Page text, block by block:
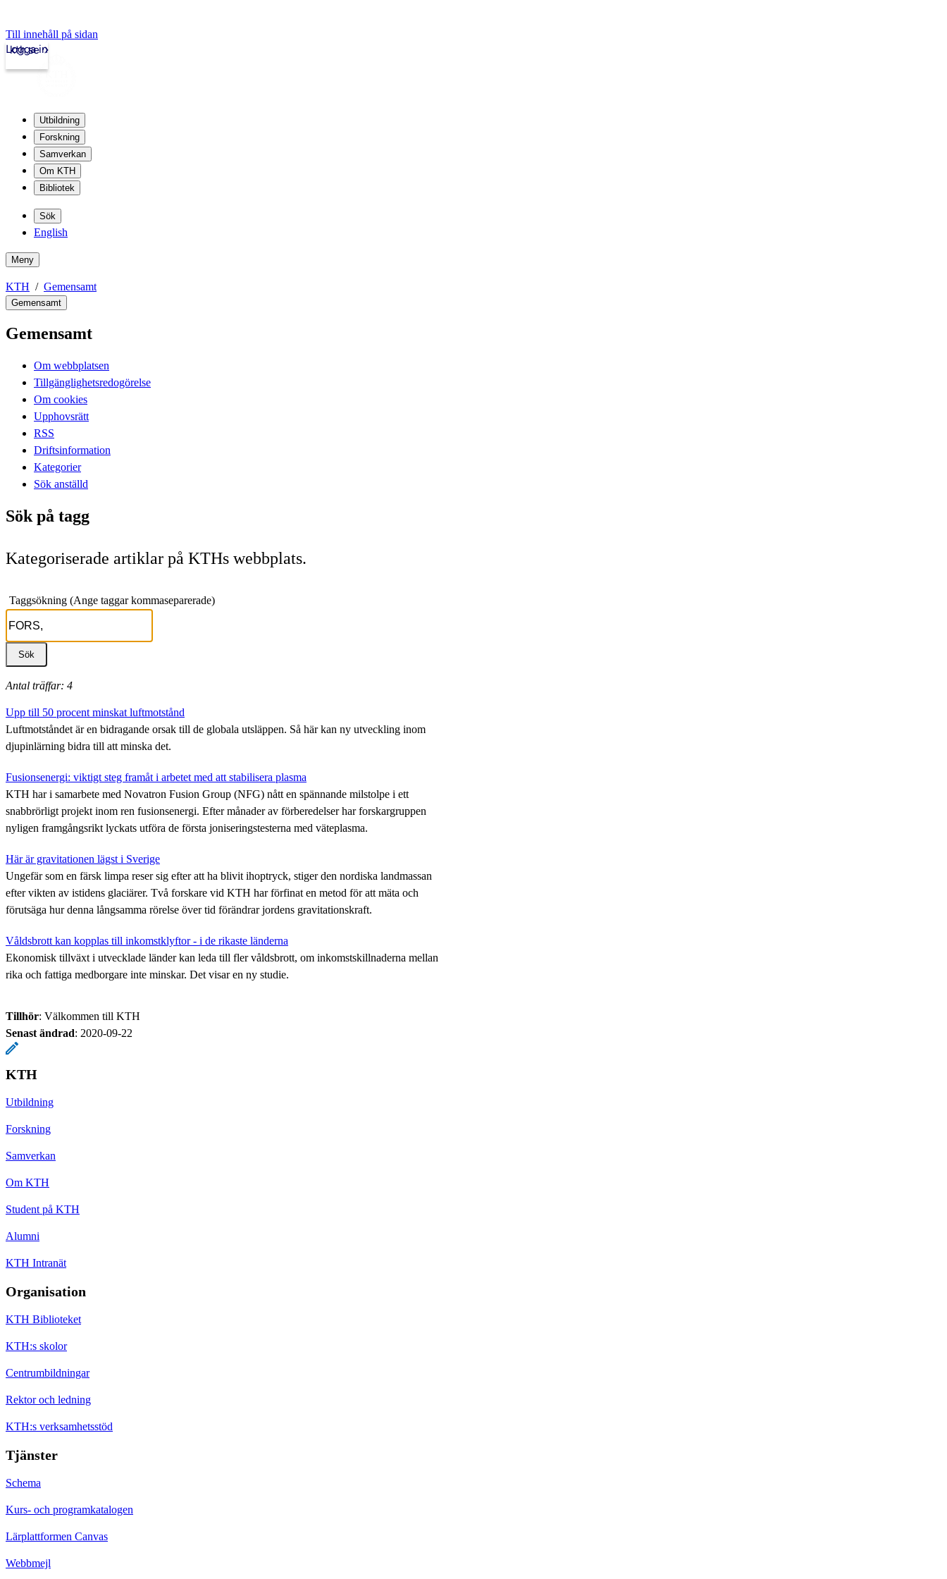
Till innehåll på sidan
kth.se
Logga in
Utbildning
Forskning
Samverkan
Om KTH
Bibliotek
Sök
English
Meny
KTH Gemensamt
Gemensamt
Gemensamt
Om webbplatsen
Tillgänglighetsredogörelse
Om cookies
Upphovsrätt
RSS
Driftsinformation
Kategorier
Sök anställd
Sök på tagg
Kategoriserade artiklar på KTHs webbplats.
Taggsökning (Ange taggar kommaseparerade)
Antal träffar: 4
Upp till 50 procent minskat luftmotstånd
Luftmotståndet är en bidragande orsak till de globala utsläppen. Så här kan ny utveckling inom
djupinlärning bidra till att minska det.
Fusionsenergi: viktigt steg framåt i arbetet med att stabilisera plasma
KTH har i samarbete med Novatron Fusion Group (NFG) nått en spännande milstolpe i ett
snabbrörligt projekt inom ren fusionsenergi. Efter månader av förberedelser har forskargruppen
nyligen framgångsrikt lyckats utföra de första joniseringstesterna med väteplasma.
Här är gravitationen lägst i Sverige
Ungefär som en färsk limpa reser sig efter att ha blivit ihoptryck, stiger den nordiska landmassan
efter vikten av istidens glaciärer. Två forskare vid KTH har förfinat en metod för att mäta och
förutsäga hur denna långsamma rörelse över tid förändrar jordens gravitationskraft.
Våldsbrott kan kopplas till inkomstklyftor - i de rikaste länderna
Ekonomisk tillväxt i utvecklade länder kan leda till fler våldsbrott, om inkomstskillnaderna mellan
rika och fattiga medborgare inte minskar. Det visar en ny studie.
Tillhör: Välkommen till KTH
Senast ändrad: 2020-09-22
KTH
Utbildning
Forskning
Samverkan
Om KTH
Student på KTH
Alumni
KTH Intranät
Organisation
KTH Biblioteket
KTH:s skolor
Centrumbildningar
Rektor och ledning
KTH:s verksamhetsstöd
Tjänster
Schema
Kurs- och programkatalogen
Lärplattformen Canvas
Webbmejl